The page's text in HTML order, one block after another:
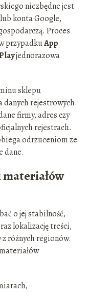
niezbędne jest
konta Google,
Proces
przypadkuApp
jednorazowa
sklepu
danych rejestrowych.
firmy, adres czy
rejestrach.
odrzuceniom ze
dane.
o jej stabilność,
lokalizację treści,
różnych regionów.